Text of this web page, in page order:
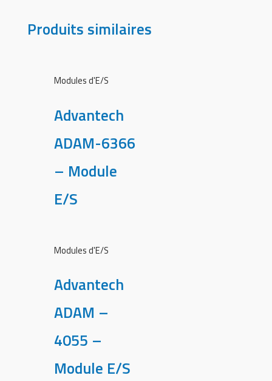
Produits similaires
Modules d'E/S
Advantech
ADAM-6366
– Module
E/S
Modules d'E/S
Advantech
ADAM –
4055 –
Module E/S